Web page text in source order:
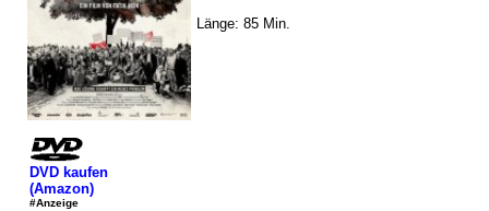
Länge: 85 Min.
DVD kaufen
(Amazon)
#Anzeige